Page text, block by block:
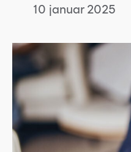
10 januar 2025